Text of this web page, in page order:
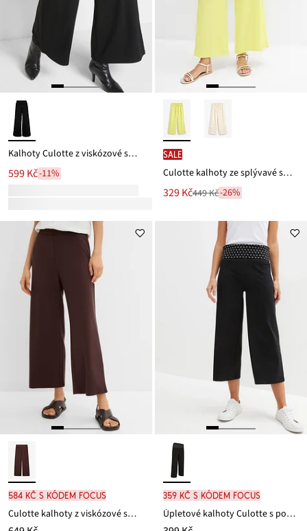
Kalhoty Culotte z viskózové směsi
599 Kč-11%
SALE
Culotte kalhoty ze splývavé směsi s lyocellem
Nová
329 Kč
Zlevněno449 Kč-26%
584 Kč s kódem FOCUS
Culotte kalhoty z viskózové směsi
359 Kč s kódem FOCUS
Úpletové kalhoty Culotte s pohodlnou pasovkou